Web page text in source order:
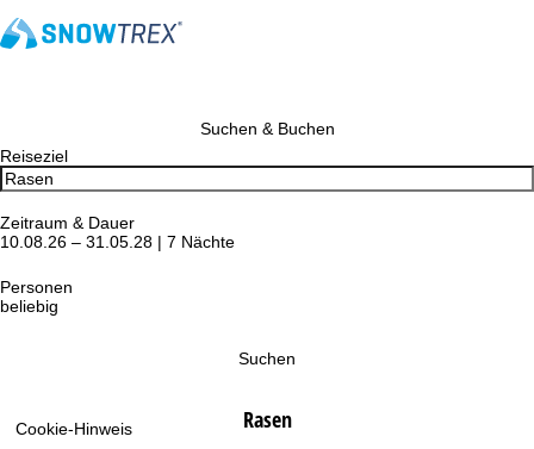
Cookie-Hinweis
Suchen & Buchen
Reiseziel
Zeitraum & Dauer
10.08.26 – 31.05.28 | 7 Nächte
Personen
beliebig
Suchen
Rasen